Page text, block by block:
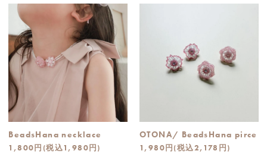
BeadsHana necklace
1,800円(税込1,980円)
OTONA/ BeadsHana pirce
1,980円(税込2,178円)